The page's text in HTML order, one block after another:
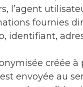
l’agent
fournies
identifiant,
créée
envoyée au